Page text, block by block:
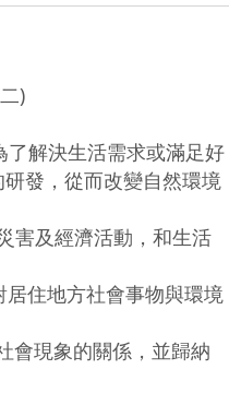
)
了解決生活需求或滿足好
發，從而改變自然環境
害及經濟活動，和生活
住地方社會事物與環境
會現象的關係，並歸納